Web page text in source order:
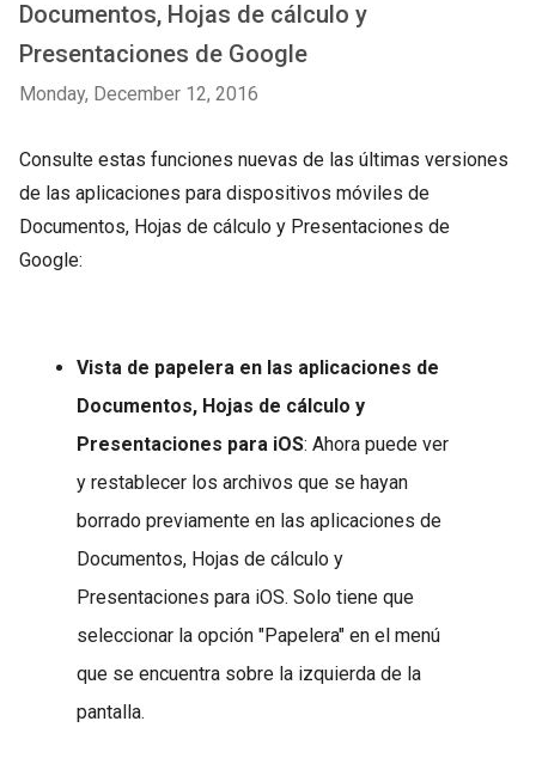
Documentos, Hojas de cálculo y
Presentaciones de Google
Monday, December 12, 2016
Consulte estas funciones nuevas de las últimas versiones
de las aplicaciones para dispositivos móviles de
Documentos, Hojas de cálculo y Presentaciones de
Google:
Vista de papelera en las aplicaciones de
Documentos, Hojas de cálculo y
Presentaciones para iOS: Ahora puede ver
y restablecer los archivos que se hayan
borrado previamente en las aplicaciones de
Documentos, Hojas de cálculo y
Presentaciones para iOS. Solo tiene que
seleccionar la opción "Papelera" en el menú
que se encuentra sobre la izquierda de la
pantalla.